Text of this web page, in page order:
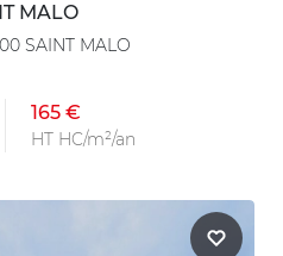
MALO
SAINT MALO
165 €
HT HC/m²/an